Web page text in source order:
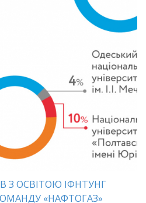
З ОСВІТОЮ ІФНТУНГ
«НАФТОГАЗ»